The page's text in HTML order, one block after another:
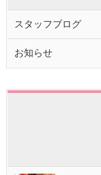
スタッフブログ
お知らせ